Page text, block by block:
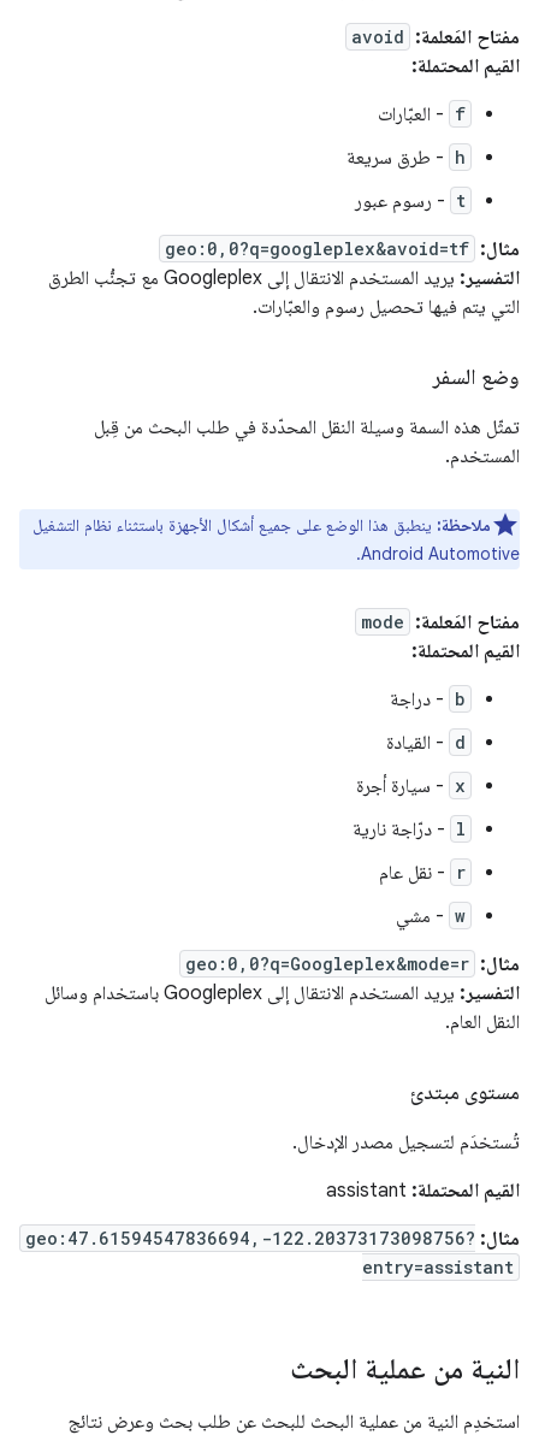
مفتاح المَعلمة: avoid
القيم المحتملة:
f - العبّارات
h - طرق سريعة
t - رسوم عبور
مثال: geo:0,0?q=googleplex&avoid=tf
التفسير:
يريد المستخدم الانتقال إلى Googleplex مع تجنُّب الطرق
التي يتم فيها تحصيل رسوم والعبّارات.
وضع السفر
تمثّل هذه السمة وسيلة النقل المحدّدة في طلب البحث من قِبل
المستخدم.
ملاحظة: ينطبق هذا الوضع على جميع أشكال الأجهزة باستثناء نظام التشغيل
Android Automotive.
مفتاح المَعلمة: mode
القيم المحتملة:
b - دراجة
d - القيادة
x - سيارة أجرة
l - درّاجة نارية
r - نقل عام
w - مشي
مثال: geo:0,0?q=Googleplex&mode=r
التفسير:
يريد المستخدم الانتقال إلى Googleplex باستخدام وسائل
النقل العام.
مستوى مبتدئ
تُستخدَم لتسجيل مصدر الإدخال.
القيم المحتملة:
مثال: geo:47.61594547836694,-122.20373173098756?
entry=assistant
النية من عملية البحث
استخدِم النية من عملية البحث للبحث عن طلب بحث وعرض نتائج